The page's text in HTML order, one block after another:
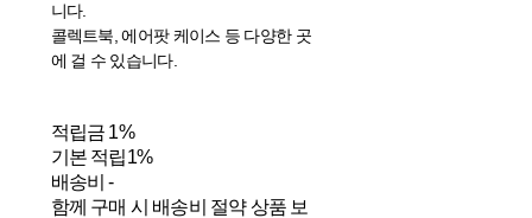
니다.
콜렉트북, 에어팟 케이스 등 다양한 곳
에 걸 수 있습니다.
적립금 1%
기본 적립1%
배송비-
함께 구매 시 배송비 절약 상품 보